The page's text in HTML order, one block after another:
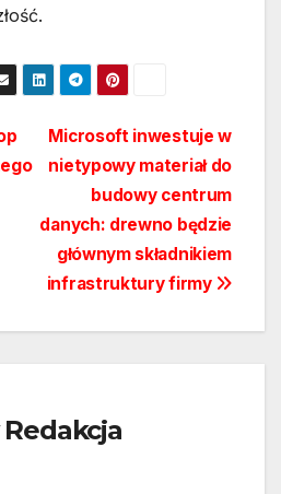
Microsoft inwestuje w
nietypowy materiał do
budowy centrum
danych: drewno będzie
głównym składnikiem
infrastruktury firmy
Redakcja